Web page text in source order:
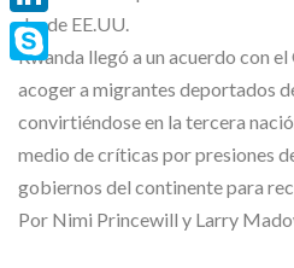
Rwanda llegó a un acuerdo con
acoger a migrantes deportados
convirtiéndose en la tercera
medio de críticas por presiones
gobiernos del continente para
Por Nimi Princewill y Larry
LinkedIn